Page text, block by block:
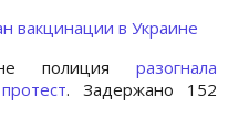
вакцинации в Украине
полиция разогнала
. Задержано 152